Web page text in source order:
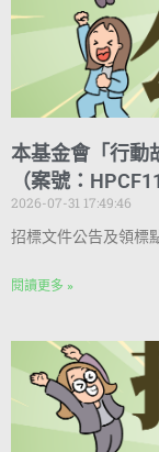
本基金會「行動
（案號：
2026-07-31 17:49:46
招標文件公告及領標
閱讀更多 »